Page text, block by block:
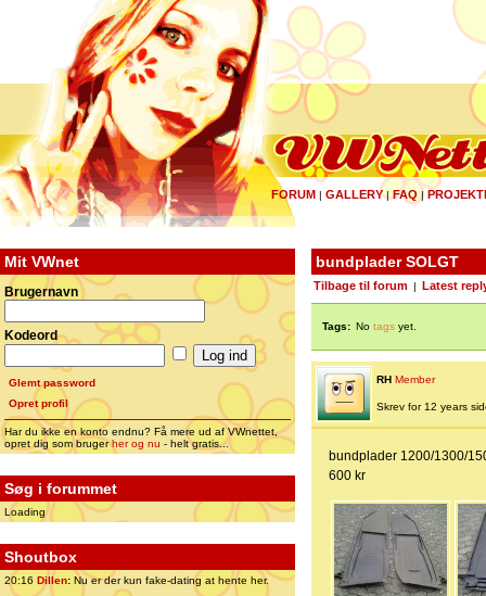
FORUM | GALLERY|FAQ |
Mit VWnet
Brugernavn
Kodeord
Glemt password
Opret profil
Har du ikke en konto endnu? Få mere ud af VWnettet,
opret dig som brugerher og nu - helt gratis...
Søg i forummet
Loading
Shoutbox
20:16 Dillen: Nu er der kun fake-dating at hente her.
bundplader SOLGT
Tilbage til forum Latest
Tags: No tags yet.
RH Member
Skrev for 12 years
bundplader 1200/1300/
600 kr